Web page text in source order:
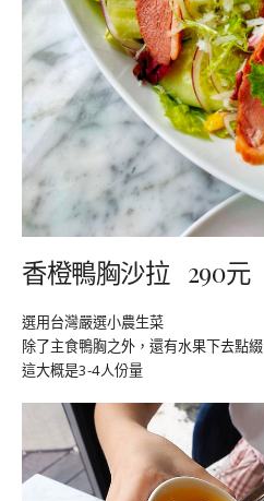
香橙鴨胸沙拉 290元
選用台灣嚴選小農生菜
除了主食鴨胸之外，還有水果下去點綴
這大概是3-4人份量